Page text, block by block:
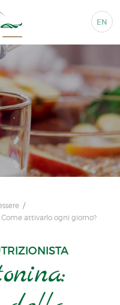
EN
attivarlo ogni giorno?